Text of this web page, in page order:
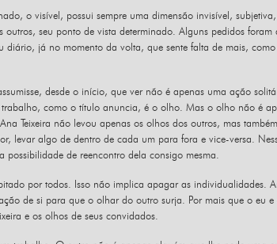
o visível, possui sempre uma dimensão invisível,
seu ponto de vista determinado. Alguns pedidos
já no momento da volta, que sente falta de mais,
desde o início, que ver não é apenas uma ação
como o título anuncia, é o olho. Mas o olho não é
Teixeira não levou apenas os olhos dos outros, mas
levar algo de dentro de cada um para fora e vice-versa.
de reencontro dela consigo mesma.
por todos. Isso não implica apagar as individualidades.
de si para que o olhar do outro surja. Por mais que o eu
e os olhos de seus convidados.